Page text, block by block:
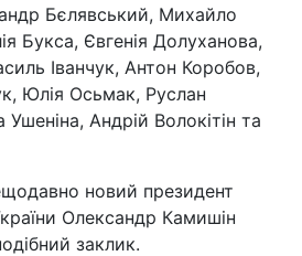
Бєлявський, Михайло
Букса, Євгенія Долуханова,
Іванчук, Антон Коробов,
Юлія Осьмак, Руслан
Андрій Волокітін та
новий президент
Олександр Камишін
заклик.